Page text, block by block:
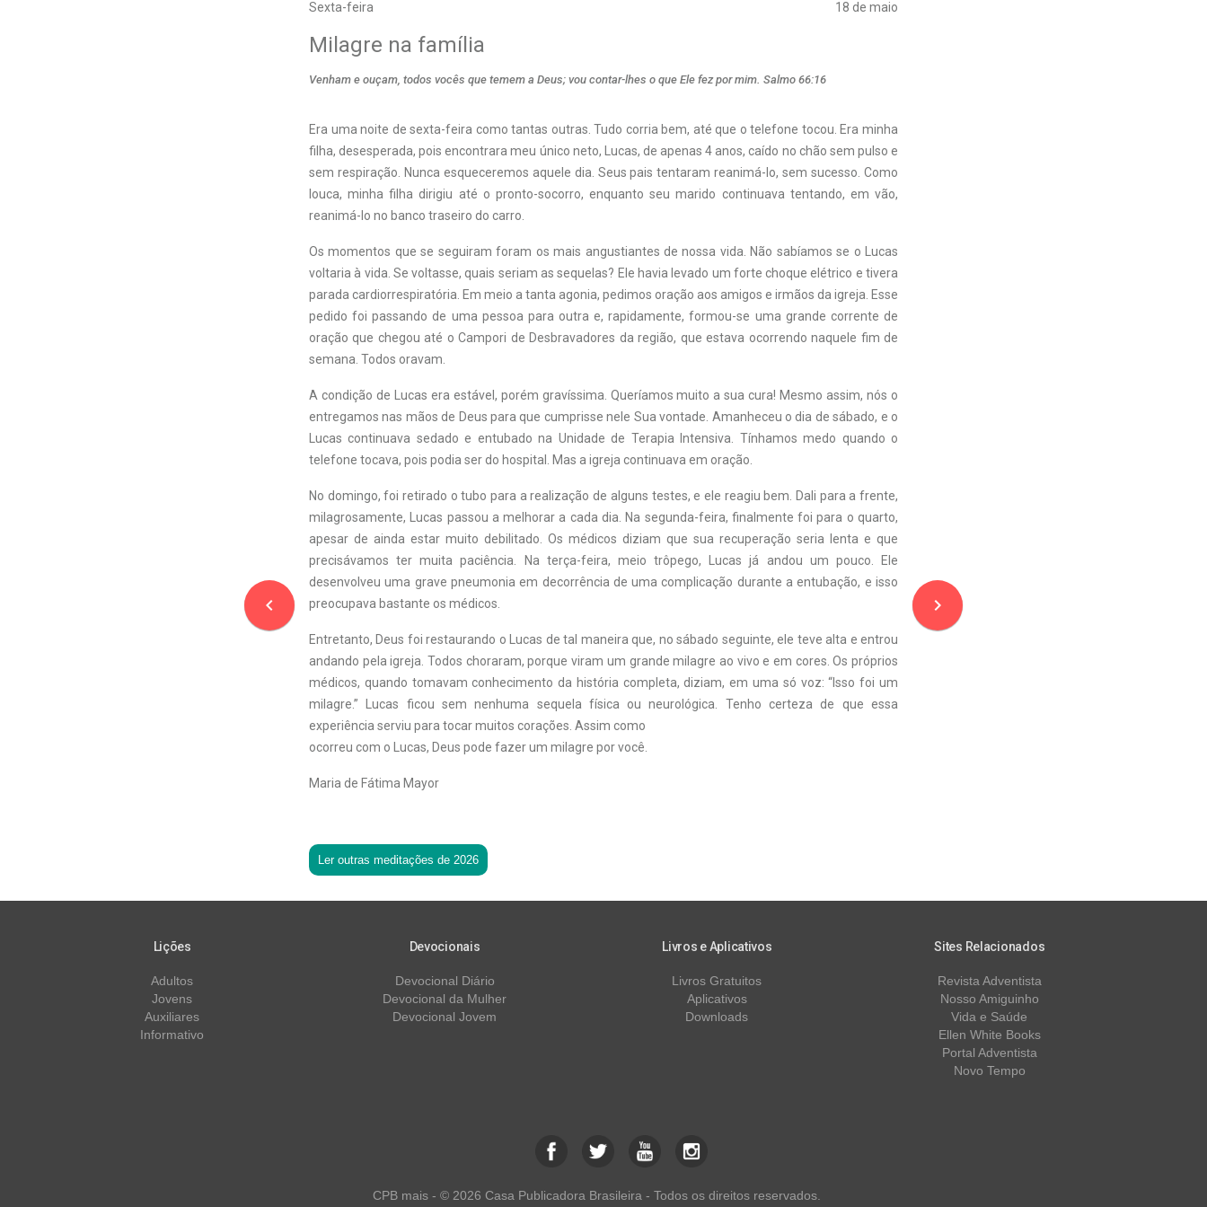
Sexta-feira 18 de maio
navigate_before
Milagre na família
Venham e ouçam, todos vocês que temem a Deus; vou contar-lhes o que Ele fez por mim. Salmo 66:16
Era uma noite de sexta-feira como tantas outras. Tudo corria bem, até que o telefone tocou. Era minha
filha, desesperada, pois encontrara meu único neto, Lucas, de apenas 4 anos, caído no chão sem pulso e
sem respiração. Nunca esqueceremos aquele dia. Seus pais tentaram reanimá-lo, sem sucesso. Como
louca, minha filha dirigiu até o pronto-socorro, enquanto seu marido continuava tentando, em vão,
reanimá-lo no banco traseiro do carro.
Os momentos que se seguiram foram os mais angustiantes de nossa vida. Não sabíamos se o Lucas
voltaria à vida. Se voltasse, quais seriam as sequelas? Ele havia levado um forte choque elétrico e tivera
parada cardiorrespiratória. Em meio a tanta agonia, pedimos oração aos amigos e irmãos da igreja. Esse
pedido foi passando de uma pessoa para outra e, rapidamente, formou-se uma grande corrente de
oração que chegou até o Campori de Desbravadores da região, que estava ocorrendo naquele fim de
semana. Todos oravam.
A condição de Lucas era estável, porém gravíssima. Queríamos muito a sua cura! Mesmo assim, nós o
entregamos nas mãos de Deus para que cumprisse nele Sua vontade. Amanheceu o dia de sábado, e o
Lucas continuava sedado e entubado na Unidade de Terapia Intensiva. Tínhamos medo quando o
telefone tocava, pois podia ser do hospital. Mas a igreja continuava em oração.
No domingo, foi retirado o tubo para a realização de alguns testes, e ele reagiu bem. Dali para a frente,
milagrosamente, Lucas passou a melhorar a cada dia. Na segunda-feira, finalmente foi para o quarto,
apesar de ainda estar muito debilitado. Os médicos diziam que sua recuperação seria lenta e que
precisávamos ter muita paciência. Na terça-feira, meio trôpego, Lucas já andou um pouco. Ele
desenvolveu uma grave pneumonia em decorrência de uma complicação durante a entubação, e isso
preocupava bastante os médicos.
Entretanto, Deus foi restaurando o Lucas de tal maneira que, no sábado seguinte, ele teve alta e entrou
andando pela igreja. Todos choraram, porque viram um grande milagre ao vivo e em cores. Os próprios
médicos, quando tomavam conhecimento da história completa, diziam, em uma só voz: “Isso foi um
milagre.” Lucas ficou sem nenhuma sequela física ou neurológica. Tenho certeza de que essa
experiência serviu para tocar muitos corações. Assim como
ocorreu com o Lucas, Deus pode fazer um milagre por você.
Maria de Fátima Mayor
Ler outras meditações de 2026
navigate_next
Lições
Adultos
Jovens
Auxiliares
Informativo
Devocionais
Devocional Diário
Devocional da Mulher
Devocional Jovem
Livros e Aplicativos
Livros Gratuitos
Aplicativos
Downloads
Sites Relacionados
Revista Adventista
Nosso Amiguinho
Vida e Saúde
Ellen White Books
Portal Adventista
Novo Tempo
CPB mais - © 2026 Casa Publicadora Brasileira - Todos os direitos reservados.